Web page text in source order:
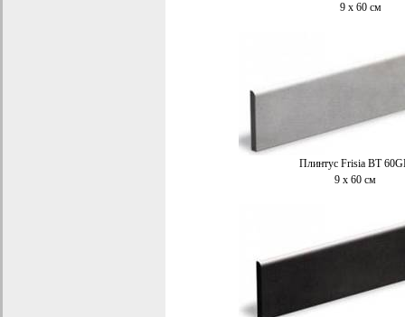
9 x 60 см
Плинтус Frisia BT
9 x 60 см